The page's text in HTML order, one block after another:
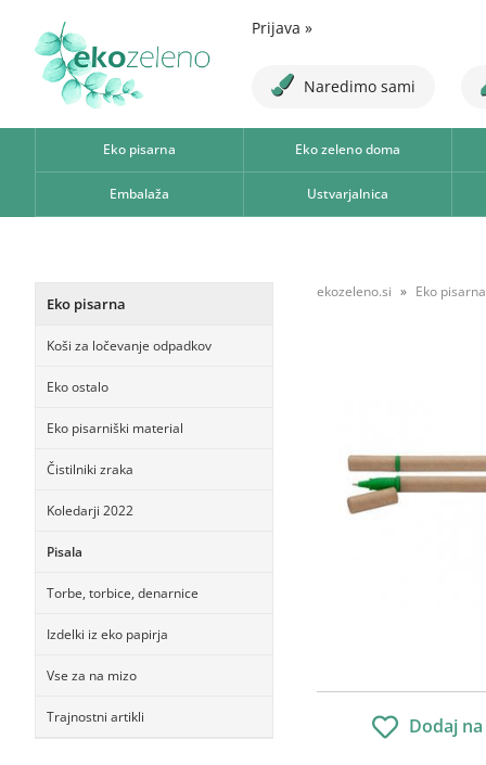
Prijava »
Naredimo sami
Eko pisarna Eko zeleno doma
Embalaža Ustvarjalnica
Eko pisarna
Koši za ločevanje odpadkov
Eko ostalo
Eko pisarniški material
Čistilniki zraka
Koledarji 2022
Pisala
Torbe, torbice, denarnice
Izdelki iz eko papirja
Vse za na mizo
Trajnostni artikli
ekozeleno.si Eko pisarna
Dodaj